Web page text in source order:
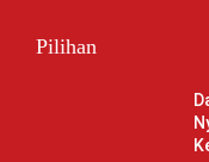
Pilihan